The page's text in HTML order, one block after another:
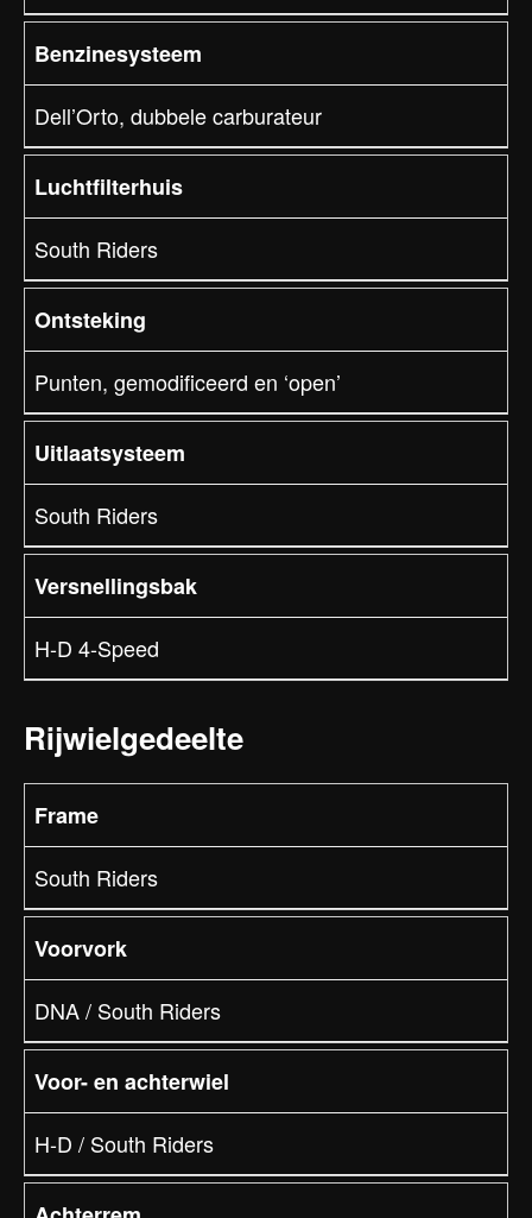
Benzinesysteem
Dell’Orto, dubbele carburateur
Luchtfilterhuis
South Riders
Ontsteking
Punten, gemodificeerd en ‘open’
Uitlaatsysteem
South Riders
Versnellingsbak
H-D 4-Speed
Rijwielgedeelte
Frame
South Riders
Voorvork
DNA / South Riders
Voor- en achterwiel
H-D / South Riders